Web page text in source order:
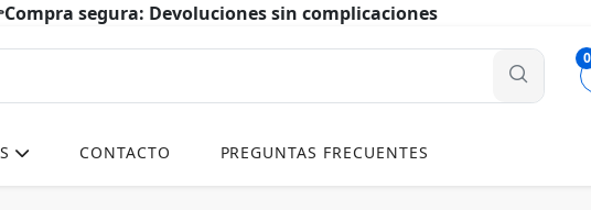
segura: Devoluciones sin complicaciones
0
CONTACTO PREGUNTAS FRECUENTES